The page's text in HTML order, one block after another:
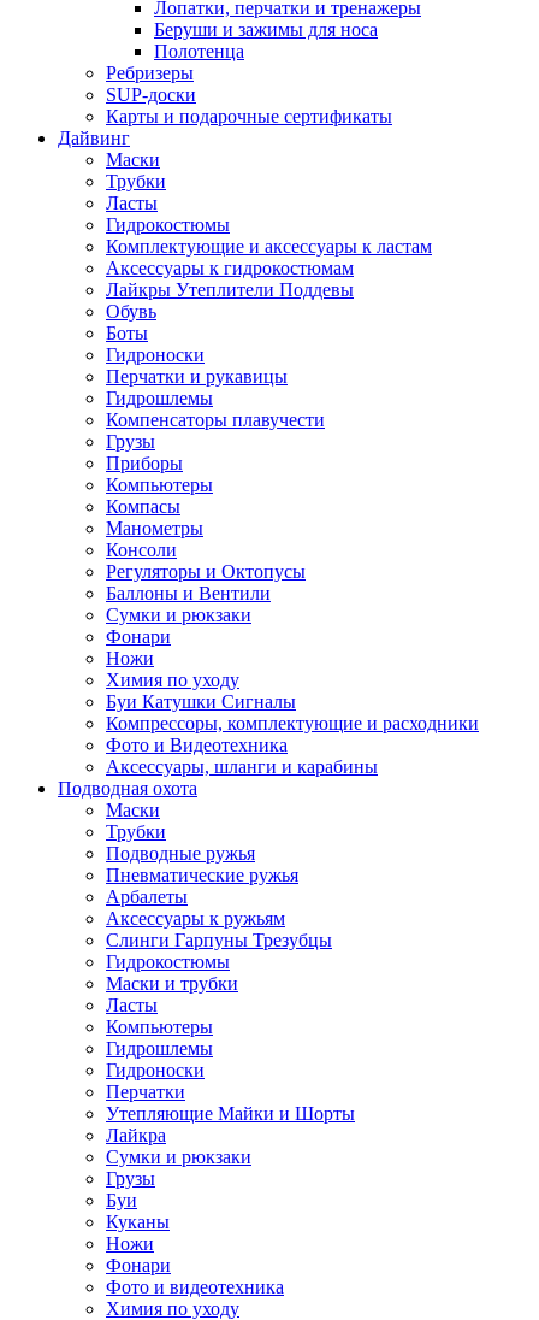
Лопатки, перчатки и тренажеры
Беруши и зажимы для носа
Полотенца
Ребризеры
SUP-доски
Карты и подарочные сертификаты
Дайвинг
Маски
Трубки
Ласты
Гидрокостюмы
Комплектующие и аксессуары к ластам
Аксессуары к гидрокостюмам
Лайкры Утеплители Поддевы
Обувь
Боты
Гидроноски
Перчатки и рукавицы
Гидрошлемы
Компенсаторы плавучести
Грузы
Приборы
Компьютеры
Компасы
Манометры
Консоли
Регуляторы и Октопусы
Баллоны и Вентили
Сумки и рюкзаки
Фонари
Ножи
Химия по уходу
Буи Катушки Сигналы
Компрессоры, комплектующие и расходники
Фото и Видеотехника
Аксессуары, шланги и карабины
Подводная охота
Маски
Трубки
Подводные ружья
Пневматические ружья
Арбалеты
Аксессуары к ружьям
Слинги Гарпуны Трезубцы
Гидрокостюмы
Маски и трубки
Ласты
Компьютеры
Гидрошлемы
Гидроноски
Перчатки
Утепляющие Майки и Шорты
Лайкра
Сумки и рюкзаки
Грузы
Буи
Куканы
Ножи
Фонари
Фото и видеотехника
Химия по уходу